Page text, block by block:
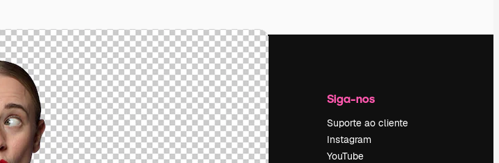
Produtos
Spaces
Assistente de IA
Gerador de
Começar
Academy
Documentação
Atendimento
Empresa
Preços
Sobre nós
Reviews
Siga-nos
Suporte ao cliente
Instagram
YouTube